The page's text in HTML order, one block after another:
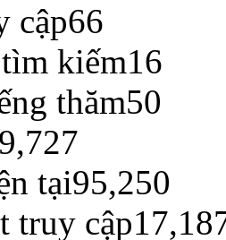
cập66
kiếm16
thăm50
9,727
tại95,250
truy cập